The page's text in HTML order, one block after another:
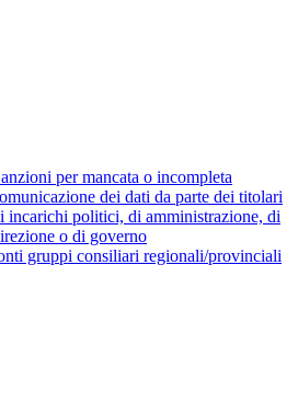
per mancata o incompleta
dei dati da parte dei titolari
incarichi politici, di amministrazione, di
o di governo
gruppi consiliari regionali/provinciali